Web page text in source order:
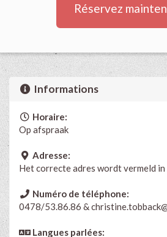
Réservez
Informations
Horaire:
Op afspraak
Adresse:
Het correcte adres wordt vermeld
Numéro de téléphone:
0478/53.86.86 &
Langues parlées: